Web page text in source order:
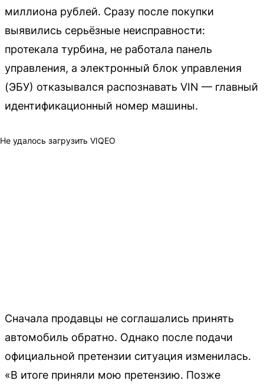
миллиона рублей. Сразу после покупки
выявились серьёзные неисправности:
протекала турбина, не работала панель
управления, а электронный блок управления
(ЭБУ) отказывался распознавать VIN — главный
идентификационный номер машины.
Не удалось загрузить VIQEO
Сначала продавцы не соглашались принять
автомобиль обратно. Однако после подачи
официальной претензии ситуация изменилась.
«В итоге приняли мою претензию. Позже